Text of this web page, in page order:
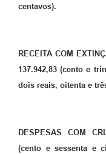
centavos).
RECEITA COM
137.942,83 (cento e
dois reais, oitenta e
DESPESAS COM
(cento e sessenta e